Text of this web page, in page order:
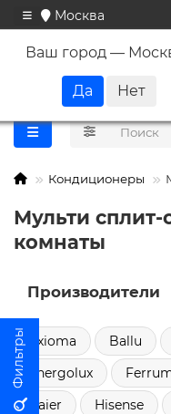
Москва
Ваш город —
Кондиционеры
Мульти
комнаты
Производители
Axioma Ballu
Energolux
Haier
Hisense